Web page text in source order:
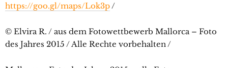
https://goo.gl/maps/Lok3p/
© Elvira R. / aus dem Fotowettbewerb Mallorca – Foto
des Jahres 2015 / Alle Rechte vorbehalten /